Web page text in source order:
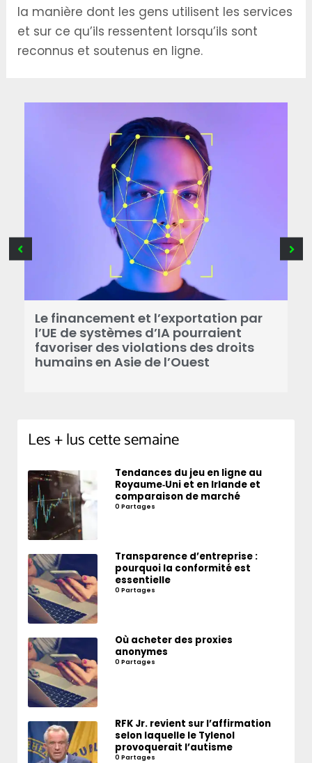
la manière dont les gens utilisent les services
et sur ce qu’ils ressentent lorsqu’ils sont
reconnus et soutenus en ligne.
Le financement et l’exportation par
l’UE de systèmes d’IA pourraient
favoriser des violations des droits
humains en Asie de l’Ouest
Les + lus cette semaine
Tendances du jeu en ligne au
Royaume‑Uni et en Irlande et
comparaison de marché
0 Partages
Transparence d’entreprise :
pourquoi la conformité est
essentielle
0 Partages
Où acheter des proxies
anonymes
0 Partages
RFK Jr. revient sur l’affirmation
selon laquelle le Tylenol
provoquerait l’autisme
0 Partages